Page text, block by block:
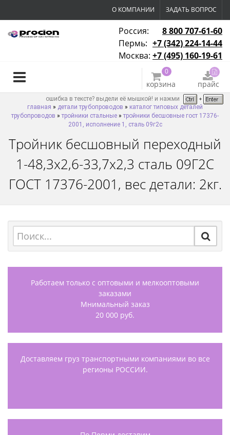
О КОМПАНИИ ЗАДАТЬ ВОПРОС
Россия:
8 800 707-61-60
Пермь: +7 (342) 224-14-44
Москва: +7 (495) 160-19-61
0
корзина прайс
ошибка в тексте? выдели её мышкой! и нажми
главная » детали трубопроводов » каталог типовых деталей
трубопроводов » тройники стальные » тройники бесшовные гост 17376-
2001, исполнение 1, сталь 09г2с
Тройник бесшовный переходный
1-48,3х2,6-33,7х2,3 сталь 09Г2С
ГОСТ 17376-2001, вес детали: 2кг.
Работаем только с оптовыми и мелкооптовыми
заказами
Мнимальный заказ
20 000 руб.
Доставляем груз транспортными компаниями во все
регионы РОССИИ.